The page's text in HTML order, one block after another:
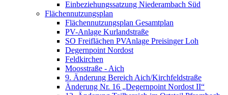
Einbeziehungssatzung Niederambach Süd
Flächennutzungsplan
Flächennutzungsplan Gesamtplan
PV-Anlage Kurlandstraße
SO Freiflächen PV­Anlage Preisinger Loh
Degernpoint Nordost
Feldkirchen
Moosstraße - Aich
9. Änderung Bereich Aich/Kirchfeldstraße
Änderung Nr. 16 „Degernpoint Nordost II“